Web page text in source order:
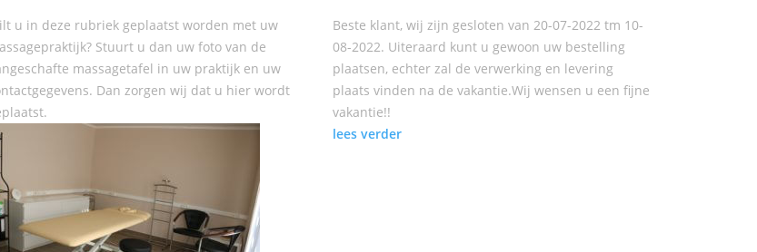
u in deze rubriek geplaatst worden met uw
Stuurt u dan uw foto van de
massagetafel in uw praktijk en uw
Dan zorgen wij dat u hier wordt
Beste klant, wij zijn gesloten van 20-07-2022 tm 10-
08-2022. Uiteraard kunt u gewoon uw bestelling
plaatsen, echter zal de verwerking en levering
plaats vinden na de vakantie.Wij wensen u een fijne
vakantie!!
lees verder